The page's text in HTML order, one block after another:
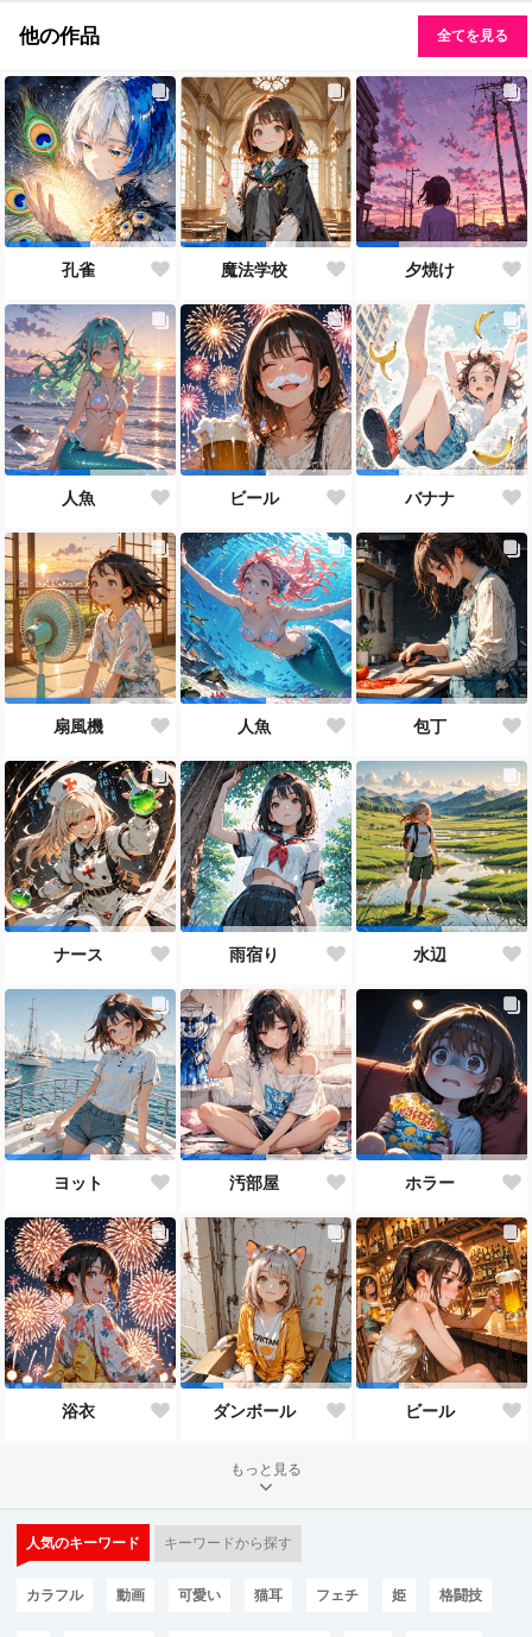
他の作品 全てを見る
孔雀 魔法学校 夕焼け
人魚 ビール バナナ
扇風機 人魚 包丁
ナース 雨宿り 水辺
ヨット 汚部屋 ホラー
浴衣 ダンボール ビール
もっと見る
人気のキーワード キーワードから探す
カラフル 動画 可愛い 猫耳 フェチ 姫 格闘技